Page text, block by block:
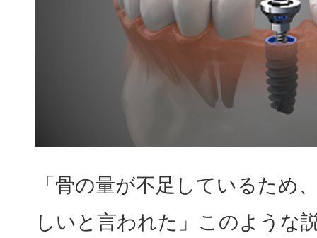
「骨の量が不足しているため
しいと言われた」このような